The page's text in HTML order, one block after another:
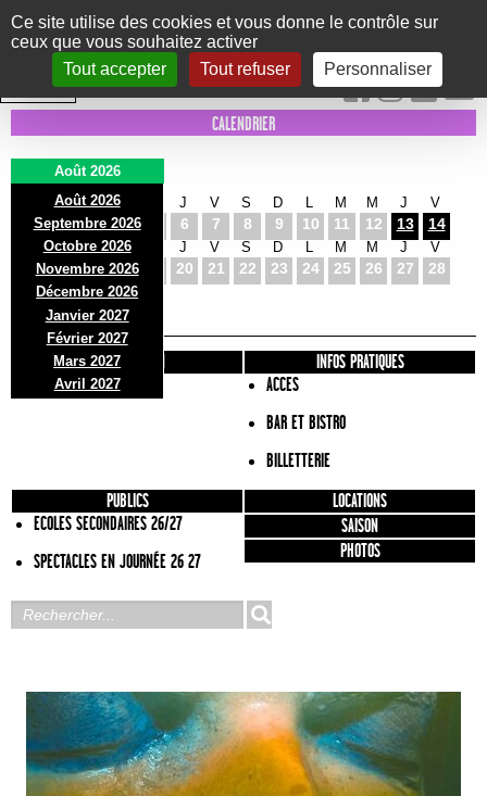
Panneau de gestion des cookies
Ce site utilise des cookies et vous donne le contrôle sur
ceux que vous souhaitez activer
Tout accepter
Tout refuser Personnaliser
Le Marni
CONCERTS DANSE/CIRQUE THÉÂTRE KIDS EXPOS EVENTS
INTRA MUROS
CALENDRIER
Août 2026
Août 2026
Septembre 2026
Octobre 2026
Novembre 2026
Décembre 2026
Janvier 2027
Février 2027
Mars 2027
Avril 2027
D
2
L
3
M
4
J
6
V
7
S
8
D
9 10
M
11
M
12
J
13
V
14
D
16
L
17
M
18
J
20
V
21
S
22
D
23 24
M
25
M
26
J
27
V
28
D
30
L
31
PRÉSENTATION
INFOS PRATIQUES
ACCES
BAR ET BISTRO
BILLETTERIE
PUBLICS
ECOLES SECONDAIRES 26/27
SPECTACLES EN JOURNÉE 26 27
LOCATIONS
SAISON
PHOTOS